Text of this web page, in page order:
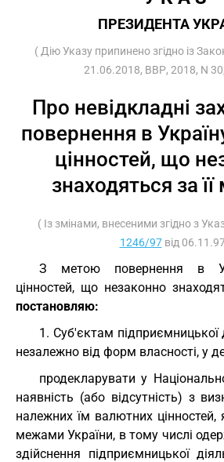
ПРЕЗИДЕНТА
( Дію Указу припинено згідно із
21.06.2018, ВВР, 2018, N
Про невідкладні
повернення в
цінностей, що
знаходяться за
( Із змінами, внесеними згідно з
1246/97від
З метою повернення в
цінностей, що незаконно
постановляю:
1. Суб'єктам підприємницької
незалежно від форм власності, у
продекларувати у
наявність (або відсутність) з
належних їм валютних цінностей,
межами України, в тому числі
здійснення підприємницької